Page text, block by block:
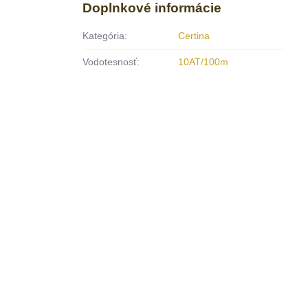
Doplnkové informácie
Kategória: Certina
Vodotesnosť: 10AT/100m